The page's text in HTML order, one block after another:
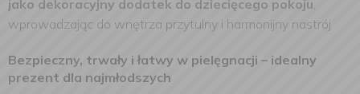
jako dekoracyjny dodatek do dziecięcego pokoju,
wprowadzając do wnętrza przytulny i harmonijny nastrój.
Bezpieczny, trwały i łatwy w pielęgnacji – idealny
prezent dla najmłodszych